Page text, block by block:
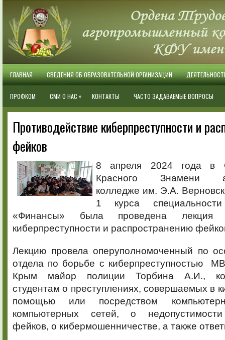
ГЛАВНАЯ СВЕДЕНИЯ ОБ ОБРАЗОВАТЕЛЬНОЙ ОРГАНИЗАЦИИ
ПРОФКОМ СМИ О НАС » КОНТАКТЫ ЧАСТО ЗАДАВАЕМЫЕ ВОПРОСЫ
Противодействие киберпреступности и
фейков
8 апреля 2024 года в
Красного Знамени
колледже им. Э.А.
1 курса
«Финансы» была проведена лекция
киберпреступности и распространению
Лекцию провела оперуполномоченный по
отдела по борьбе с киберпреступностью
Крым майор полиции Торбина А.И.,
студентам о преступлениях, совершаемых в
помощью или посредством
компьютерных сетей, о недопустимости
фейков, о кибермошенничестве, а также